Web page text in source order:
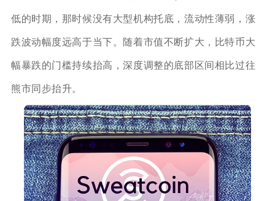
低的时期，那时候没有大型机构托底，流动性薄弱，涨
跌波动幅度远高于当下。随着市值不断扩大，比特币大
幅暴跌的门槛持续抬高，深度调整的底部区间相比过往
熊市同步抬升。